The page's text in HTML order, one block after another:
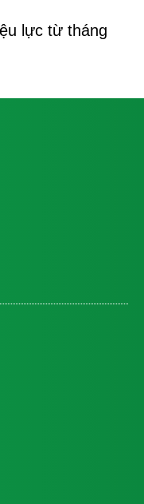
lực từ tháng